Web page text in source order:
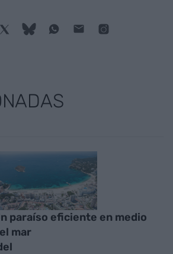
paraíso eficiente en medio
mar